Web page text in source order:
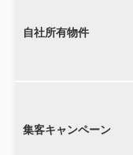
自社所有物件
集客キャンペーン